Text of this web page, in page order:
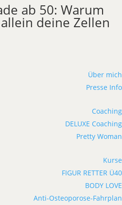
ab 50: Warum
deine Zellen
Über mich
Presse Info
Coaching
DELUXE Coaching
Pretty Woman
Kurse
FIGUR RETTER Ü40
BODY LOVE
Anti-Osteoporose-Fahrplan